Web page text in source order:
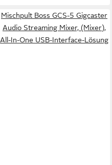
Mischpult Boss GCS-5 Gigcaster
Audio Streaming Mixer, (Mixer),
All-In-One USB-Interface-Lösung